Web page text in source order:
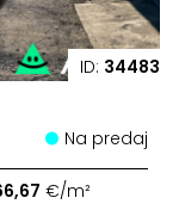
ID: 34483
Na predaj
€/m²